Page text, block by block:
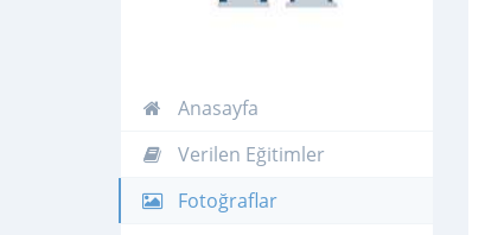
Anasayfa
Verilen Eğitimler
Fotoğraflar